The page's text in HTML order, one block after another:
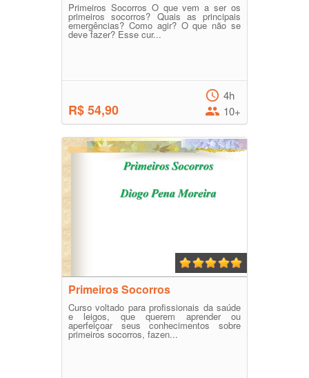
Primeiros Socorros O que vem a ser os
primeiros socorros? Quais as principais
emergências? Como agir? O que não se
deve fazer? Esse cur...
R$ 54,90
4h
10+
Primeiros Socorros
Curso voltado para profissionais da saúde
e leigos, que querem aprender ou
aperfeiçoar seus conhecimentos sobre
primeiros socorros, fazen...